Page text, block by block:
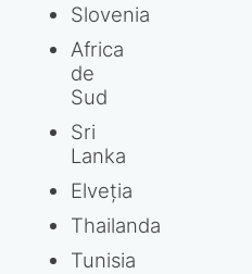
Slovenia
Africa
de
Sud
Sri
Lanka
Elveția
Thailanda
Tunisia